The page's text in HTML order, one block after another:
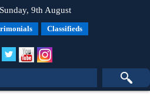
9th August
Classifieds